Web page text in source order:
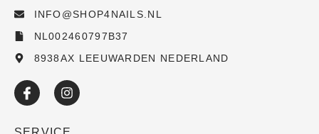
INFO@SHOP4NAILS.NL
NL002460797B37
8938AX LEEUWARDEN NEDERLAND